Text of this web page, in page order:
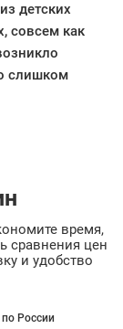
детских
совсем как
слишком
время,
сравнения цен
и удобство
России